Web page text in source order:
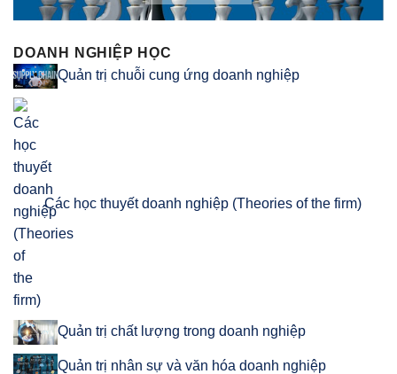
DOANH NGHIỆP HỌC
Quản trị chuỗi cung ứng doanh nghiệp
Các học thuyết doanh nghiệp (Theories of the firm)
Quản trị chất lượng trong doanh nghiệp
Quản trị nhân sự và văn hóa doanh nghiệp